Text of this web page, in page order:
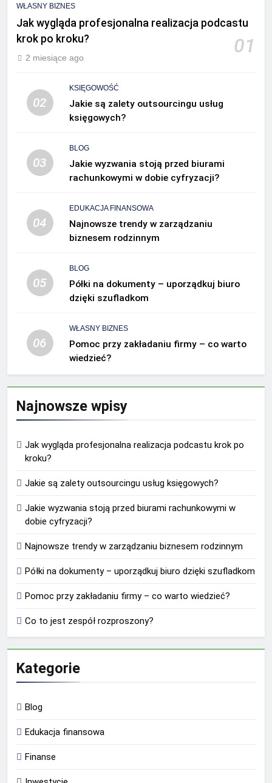
WŁASNY BIZNES
Jak wygląda profesjonalna realizacja podcastu
krok po kroku?
01
2 miesiące ago
02
KSIĘGOWOŚĆ
Jakie są zalety outsourcingu usług
księgowych?
03
BLOG
Jakie wyzwania stoją przed biurami
rachunkowymi w dobie cyfryzacji?
04
EDUKACJA FINANSOWA
Najnowsze trendy w zarządzaniu
biznesem rodzinnym
05
BLOG
Półki na dokumenty – uporządkuj biuro
dzięki szufladkom
06
WŁASNY BIZNES
Pomoc przy zakładaniu firmy – co warto
wiedzieć?
Najnowsze wpisy
Jak wygląda profesjonalna realizacja podcastu krok po
kroku?
Jakie są zalety outsourcingu usług księgowych?
Jakie wyzwania stoją przed biurami rachunkowymi w
dobie cyfryzacji?
Najnowsze trendy w zarządzaniu biznesem rodzinnym
Półki na dokumenty – uporządkuj biuro dzięki szufladkom
Pomoc przy zakładaniu firmy – co warto wiedzieć?
Co to jest zespół rozproszony?
Kategorie
Blog
Edukacja finansowa
Finanse